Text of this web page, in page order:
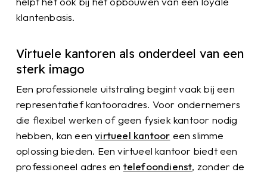
klantenbasis.
Virtuele kantoren als onderdeel van een
sterk imago
Een professionele uitstraling begint vaak bij een
representatief kantooradres. Voor ondernemers
die flexibel werken of geen fysiek kantoor nodig
hebben, kan eenvirtueel kantoor een slimme
oplossing bieden. Een virtueel kantoor biedt een
professioneel adres en telefoondienst, zonder de